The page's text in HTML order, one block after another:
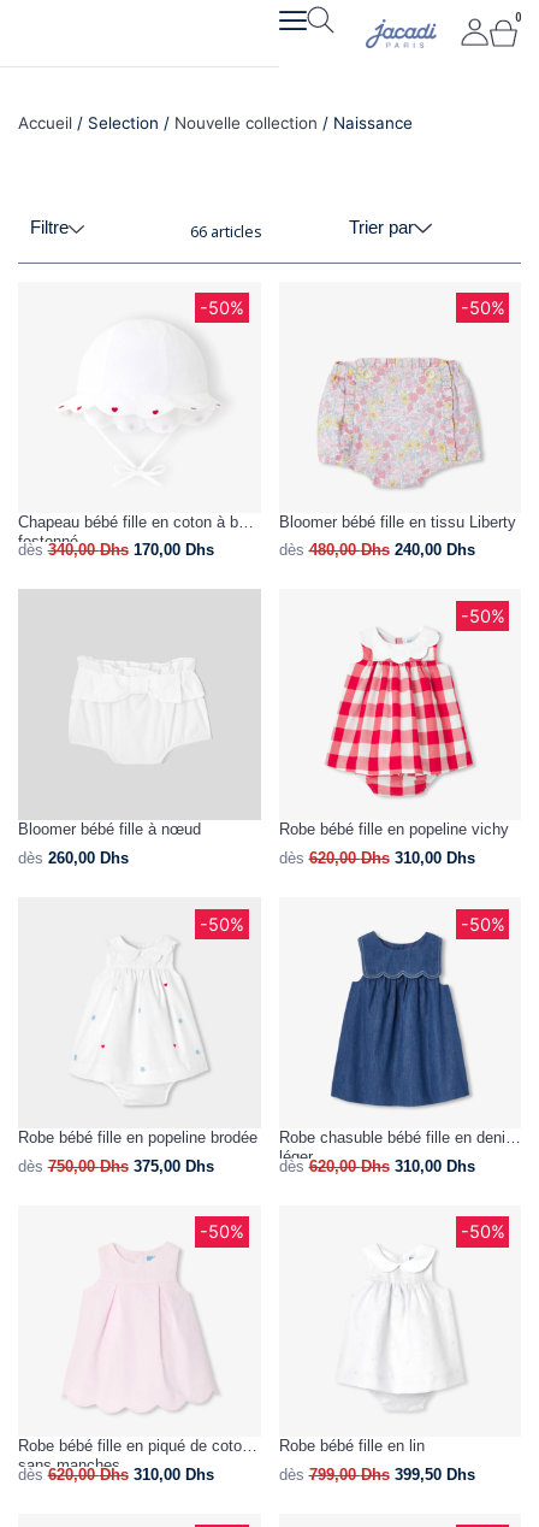
contenu
0
Accueil/ Selection / Nouvelle collection / Naissance
Filtre 66 articles Trier par
-50%
Chapeau bébé fille en coton à bord
festonné
dès 340,00Dhs 170,00 Dhs
-50%
Bloomer bébé fille en tissu Liberty
dès 480,00Dhs 240,00 Dhs
Bloomer bébé fille à nœud
dès 260,00 Dhs
-50%
Robe bébé fille en popeline vichy
dès 620,00Dhs 310,00 Dhs
-50%
Robe bébé fille en popeline brodée
dès 750,00Dhs 375,00 Dhs
-50%
Robe chasuble bébé fille en denim
léger
dès 620,00Dhs 310,00 Dhs
-50%
Robe bébé fille en piqué de coton
sans manches
dès 620,00Dhs 310,00 Dhs
-50%
Robe bébé fille en lin
dès 799,00Dhs 399,50 Dhs
Page